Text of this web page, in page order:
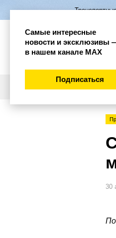
30
Самые интересные
новости и эксклюзивы
в нашем канале МАХ
Подписаться